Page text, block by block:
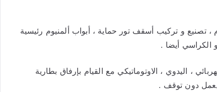
، تصنيع و تركيب أسقف تور حماية ، أبواب ألمنيوم رئيسية
الكراسي أيضا .
، اليدوي ، الاوتوماتيكي مع القيام بإرفاق بطارية
يعمل دون توقف .